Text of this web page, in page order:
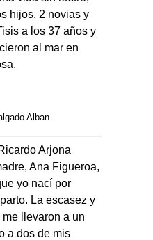
hijos, 2 novias y
a los 37 años y
al mar en
Alban
Arjona
Ana Figueroa,
yo nací por
La escasez y
me llevaron a un
a dos de mis